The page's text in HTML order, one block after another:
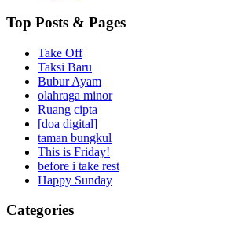
Top Posts & Pages
Take Off
Taksi Baru
Bubur Ayam
olahraga minor
Ruang cipta
[doa digital]
taman bungkul
This is Friday!
before i take rest
Happy Sunday
Categories